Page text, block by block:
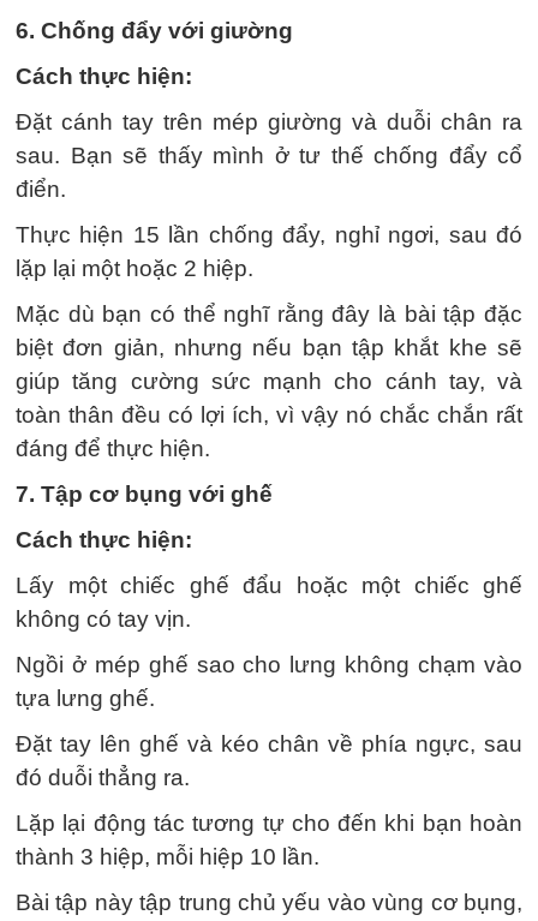
6. Chống đẩy với giường
Cách thực hiện:
Đặt cánh tay trên mép giường và duỗi chân ra
sau. Bạn sẽ thấy mình ở tư thế chống đẩy cổ
điển.
Thực hiện 15 lần chống đẩy, nghỉ ngơi, sau đó
lặp lại một hoặc 2 hiệp.
Mặc dù bạn có thể nghĩ rằng đây là bài tập đặc
biệt đơn giản, nhưng nếu bạn tập khắt khe sẽ
giúp tăng cường sức mạnh cho cánh tay, và
toàn thân đều có lợi ích, vì vậy nó chắc chắn rất
đáng để thực hiện.
7. Tập cơ bụng với ghế
Cách thực hiện:
Lấy một chiếc ghế đẩu hoặc một chiếc ghế
không có tay vịn.
Ngồi ở mép ghế sao cho lưng không chạm vào
tựa lưng ghế.
Đặt tay lên ghế và kéo chân về phía ngực, sau
đó duỗi thẳng ra.
Lặp lại động tác tương tự cho đến khi bạn hoàn
thành 3 hiệp, mỗi hiệp 10 lần.
Bài tập này tập trung chủ yếu vào vùng cơ bụng,